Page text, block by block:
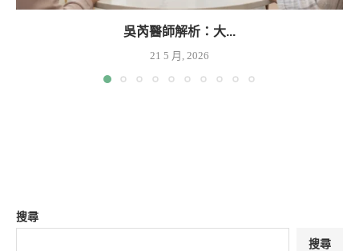
吳芮醫師解析：大...
21 5 月, 2026
搜尋
搜尋